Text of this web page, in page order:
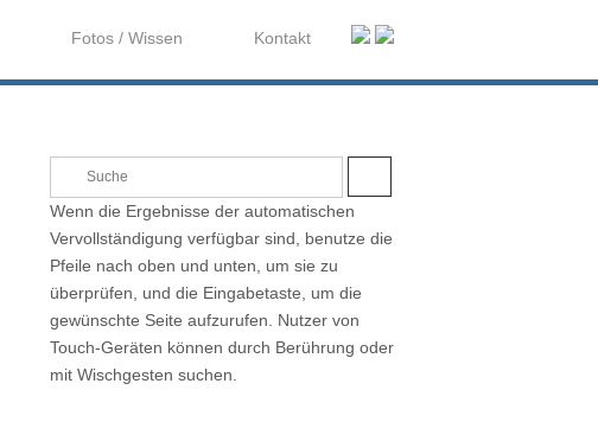
Fotos / Wissen Kontakt
e
f
H
E
Wenn die Ergebnisse der automatischen
Vervollständigung verfügbar sind, benutze die
Pfeile nach oben und unten, um sie zu
überprüfen, und die Eingabetaste, um die
gewünschte Seite aufzurufen. Nutzer von
Touch-Geräten können durch Berührung oder
mit Wischgesten suchen.